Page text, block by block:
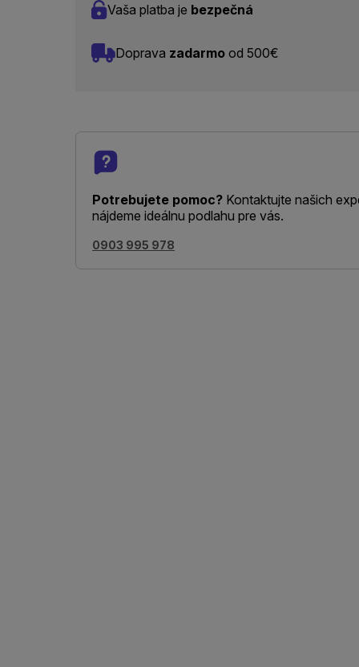
Vaša platba je bezpečná
Doprava zadarmo od 500€
Potrebujete pomoc? Kontaktujte našich
nájdeme ideálnu podlahu pre vás.
0903 995 978